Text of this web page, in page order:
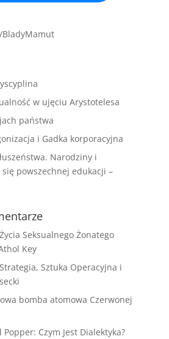
w ujęciu Arystotelesa
państwa
i Gadka korporacyjna
Narodziny i
powszechnej edukacji –
Seksualnego Żonatego
Key
Sztuka Operacyjna i
bomba atomowa Czerwonej
Popper: Czym Jest Dialektyka?